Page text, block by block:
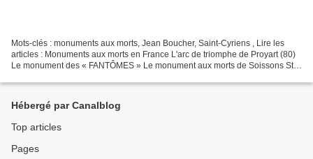
Mots-clés : monuments aux morts, Jean Boucher, Saint-Cyriens , Lire les
articles : Monuments aux morts en France L'arc de triomphe de Proyart (80)
Le monument des « FANTÔMES » Le monument aux morts de Soissons St
Hébergé par Canalblog
Top articles
Pages